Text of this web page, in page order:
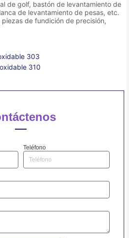
de golf, bastón de levantamiento de
de levantamiento de pesas, etc.
de fundición de precisión,
303
310
Teléfono